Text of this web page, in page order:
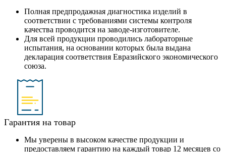
Полная предпродажная диагностика изделий в
соответствии с требованиями системы контроля
качества проводится на заводе-изготовителе.
Для всей продукции проводились лабораторные
испытания, на основании которых была выдана
декларация соответствия Евразийского экономического
союза.
Гарантия на товар
Мы уверены в высоком качестве продукции и
предоставляем гарантию на каждый товар 12 месяцев со